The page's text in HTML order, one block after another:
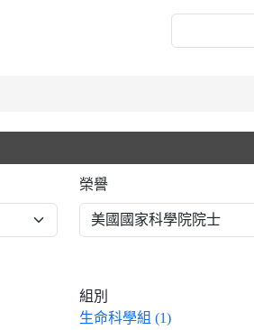
榮譽
組別
生命科學組 (1)